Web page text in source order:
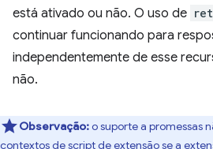
está ativado ou não. O uso de
continuar funcionando para
independentemente de esse
não.
Observação:o suporte a promessas
contextos de script de extensão se a